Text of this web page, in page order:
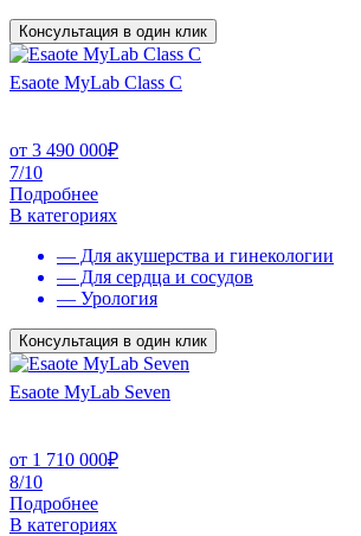
Консультация в один клик
Esaote MyLab Class C
от 3 490 000₽
7/10
Подробнее
В категориях
— Для акушерства и гинекологии
— Для сердца и сосудов
— Урология
Консультация в один клик
Esaote MyLab Seven
от 1 710 000₽
8/10
Подробнее
В категориях